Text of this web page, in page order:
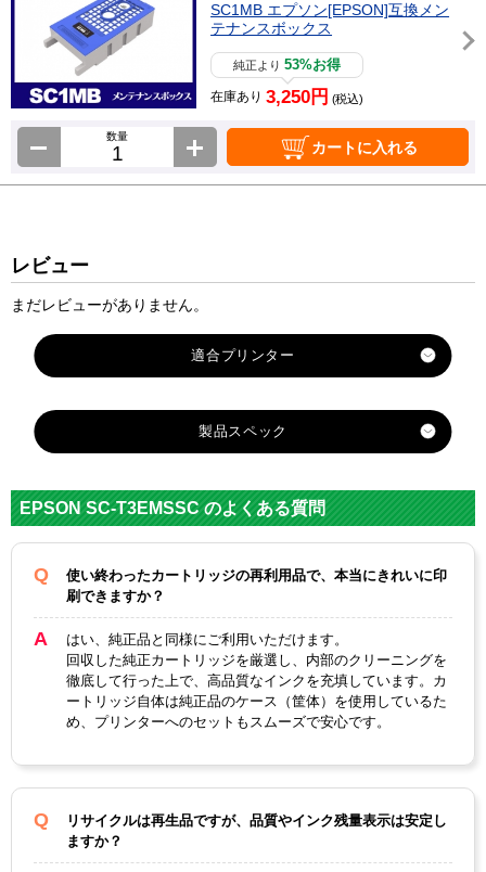
SC1MB エプソン[EPSON]互換メン
テナンスボックス
純正より53%お得
在庫あり 3,250円 (税込)
数量
カートに入れる
レビュー
まだレビューがありません。
製品スペック
メー
カー
エプソン
対応
型番
SC1B
K70（
フォ
トブ
ラッ
ク）
SC1M
マッ
トブ
ラッ
ク
アン
70 マ
ゼン
タ
70 イ
ー
フォ
マッ
顔
料・
顔料
EPSON SC-T3EMSSC のよくある質問
使い終わったカートリッジの再利用品で、本当にきれいに印
刷できますか？
はい、純正品と同様にご利用いただけます。
回収した純正カートリッジを厳選し、内部のクリーニングを
徹底して行った上で、高品質なインクを充填しています。カ
ートリッジ自体は純正品のケース（筐体）を使用しているた
め、プリンターへのセットもスムーズで安心です。
リサイクルは再生品ですが、品質やインク残量表示は安定し
ますか？